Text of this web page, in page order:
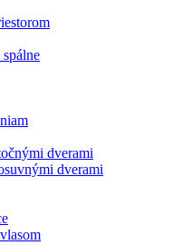
dverami
dverami